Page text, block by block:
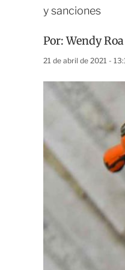
y sanciones
Por:Wendy Roa
21 de abril de 2021 -